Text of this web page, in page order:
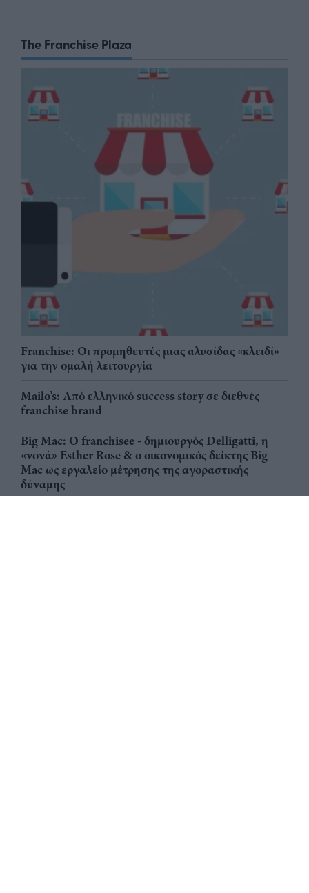
The Franchise Plaza
Franchise: Οι προμηθευτές μιας αλυσίδας «κλειδί»
για την ομαλή λειτουργία
Mailo’s: Από ελληνικό success story σε διεθνές
franchise brand
Big Mac: Ο franchisee - δημιουργός Delligatti, η
«νονά» Esther Rose & ο οικονομικός δείκτης Big
Mac ως εργαλείο μέτρησης της αγοραστικής
δύναμης